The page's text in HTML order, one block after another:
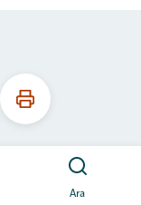
Ara
Bu
sayfayı